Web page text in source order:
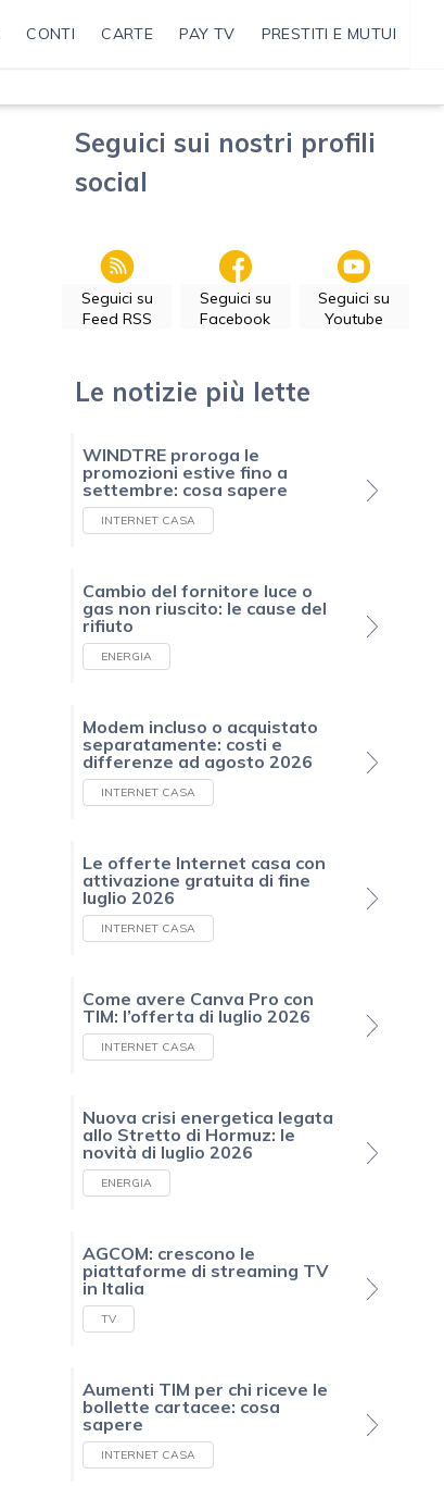
CONTI CARTE PAY TV PRESTITI E MUTUI
Seguici sui nostri profili
social
Seguici su
Feed RSS
Seguici su
Facebook
Seguici su
Youtube
Le notizie più lette
WINDTRE proroga le
promozioni estive fino a
settembre: cosa sapere
INTERNET CASA
Cambio del fornitore luce o
gas non riuscito: le cause del
rifiuto
ENERGIA
Modem incluso o acquistato
separatamente: costi e
differenze ad agosto 2026
INTERNET CASA
Le offerte Internet casa con
attivazione gratuita di fine
luglio 2026
INTERNET CASA
Come avere Canva Pro con
TIM: l’offerta di luglio 2026
INTERNET CASA
Nuova crisi energetica legata
allo Stretto di Hormuz: le
novità di luglio 2026
ENERGIA
AGCOM: crescono le
piattaforme di streaming TV
in Italia
TV
Aumenti TIM per chi riceve le
bollette cartacee: cosa
sapere
INTERNET CASA